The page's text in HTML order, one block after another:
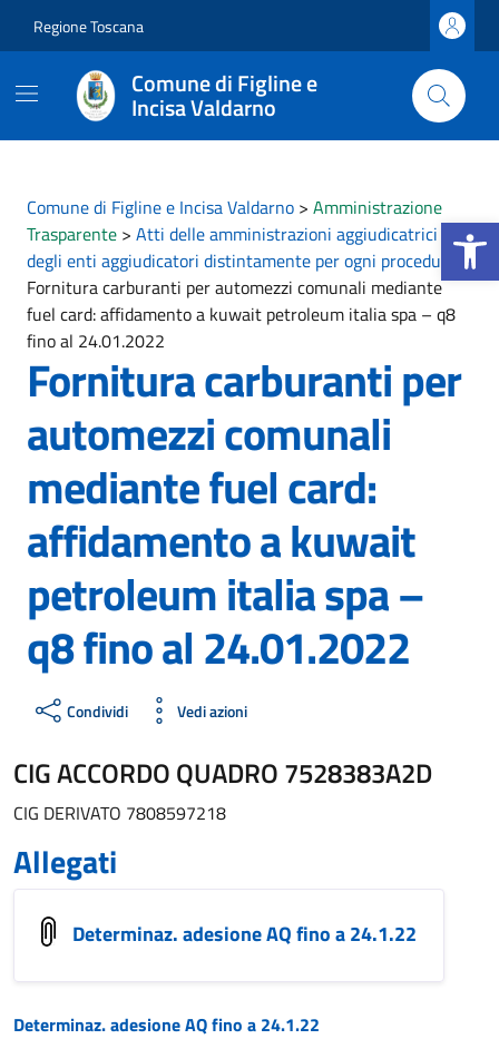
Apri la
Regione Toscana
Comune di Figline e
Incisa Valdarno
Comune di Figline e Incisa Valdarno > Amministrazione
Trasparente > Atti delle amministrazioni aggiudicatrici e
degli enti aggiudicatori distintamente per ogni procedura
>
Fornitura carburanti per automezzi comunali mediante
fuel card: affidamento a kuwait petroleum italia spa – q8
fino al 24.01.2022
Fornitura carburanti per
automezzi comunali
mediante fuel card:
affidamento a kuwait
petroleum italia spa –
q8 fino al 24.01.2022
Condividi Vedi azioni
CIG ACCORDO QUADRO 7528383A2D
CIG DERIVATO 7808597218
Allegati
Determinaz. adesione AQ fino a 24.1.22
Determinaz. adesione AQ fino a 24.1.22